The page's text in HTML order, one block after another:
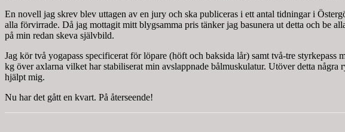
En novell jag skrev blev uttagen av en jury och ska publiceras i ett antal tidningar i
alla förvirrade. Då jag mottagit mitt blygsamma pris tänker jag basunera ut detta och be
på min redan skeva självbild.
Jag kör två yogapass specificerat för löpare (höft och baksida lår) samt två-tre
kg över axlarna vilket har stabiliserat min avslappnade bålmuskulatur. Utöver detta
hjälpt mig.
Nu har det gått en kvart. På återseende!